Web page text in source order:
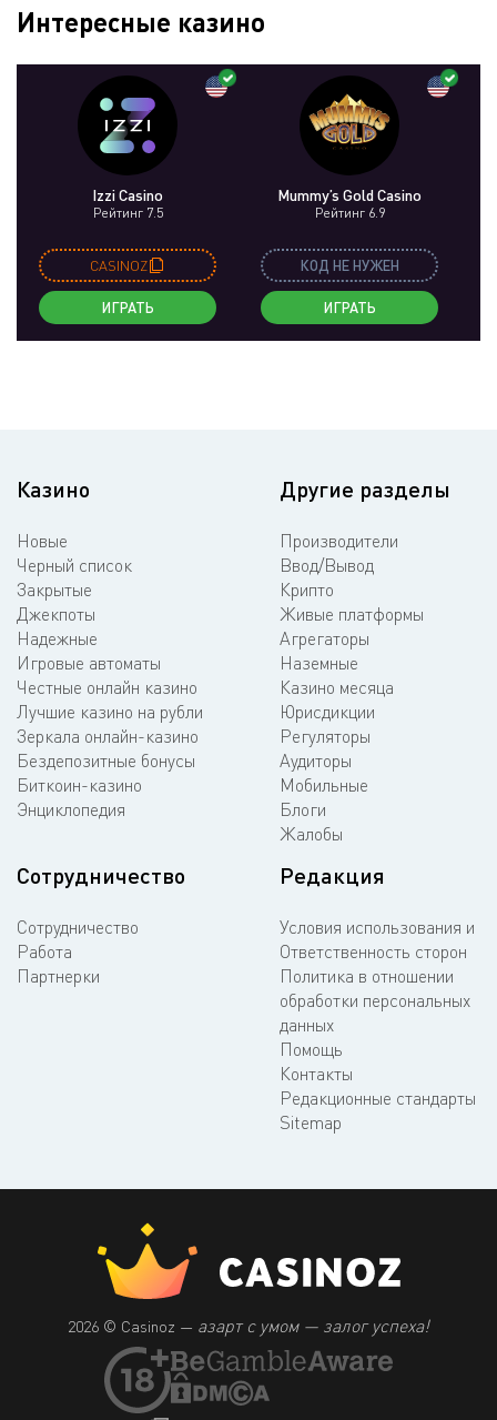
Интересные казино
Izzi Casino
Рейтинг 7.5
CASINOZ
ИГРАТЬ
Mummy’s Gold Casino
Рейтинг 6.9
КОД НЕ НУЖЕН
ИГРАТЬ
Казино
Новые
Черный список
Закрытые
Джекпоты
Надежные
Игровые автоматы
Честные онлайн казино
Лучшие казино на рубли
Зеркала онлайн-казино
Бездепозитные бонусы
Биткоин-казино
Энциклопедия
Другие разделы
Производители
Ввод/Вывод
Крипто
Живые платформы
Агрегаторы
Наземные
Казино месяца
Юрисдикции
Регуляторы
Аудиторы
Мобильные
Блоги
Жалобы
Сотрудничество
Сотрудничество
Работа
Партнерки
Редакция
Условия использования и
Ответственность сторон
Политика в отношении
обработки персональных
данных
Помощь
Контакты
Редакционные стандарты
Sitemap
2026 © Casinoz — азарт с умом — залог успеха!